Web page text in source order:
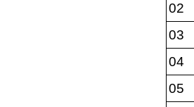
02
03
04
05